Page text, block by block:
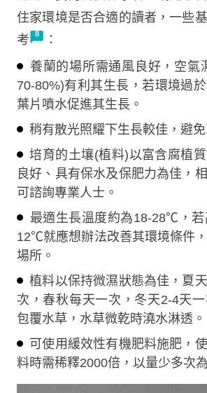
住家環境是否合適的讀者，一些
考
：
養蘭的場所需通風良好，空氣
70-80%)有利其生長，若環境過
葉片噴水促進其生長。
稍有散光照耀下生長較佳，避
培育的土壤(植料)以富含腐植
良好、具有保水及保肥力為佳，
可諮詢專業人士。
最適生長溫度約為18-28℃，
12℃就應想辦法改善其環境條件
場所。
植料以保持微濕狀態為佳，夏
次，春秋每天一次，冬天2-4天
包覆水草，水草微乾時澆水淋透。
可使用緩效性有機肥料施肥，
料時需稀釋2000倍，以量少多次